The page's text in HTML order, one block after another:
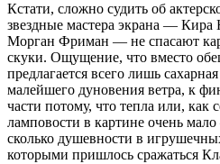
Кстати, сложно судить об
звездные мастера экрана —
Морган Фриман — не спасают
скуки. Ощущение, что вместо
предлагается всего лишь
малейшего дуновения ветра, к
части потому, что тепла или, как
ламповости в картине очень
сколько душевности в
которыми пришлось сражаться